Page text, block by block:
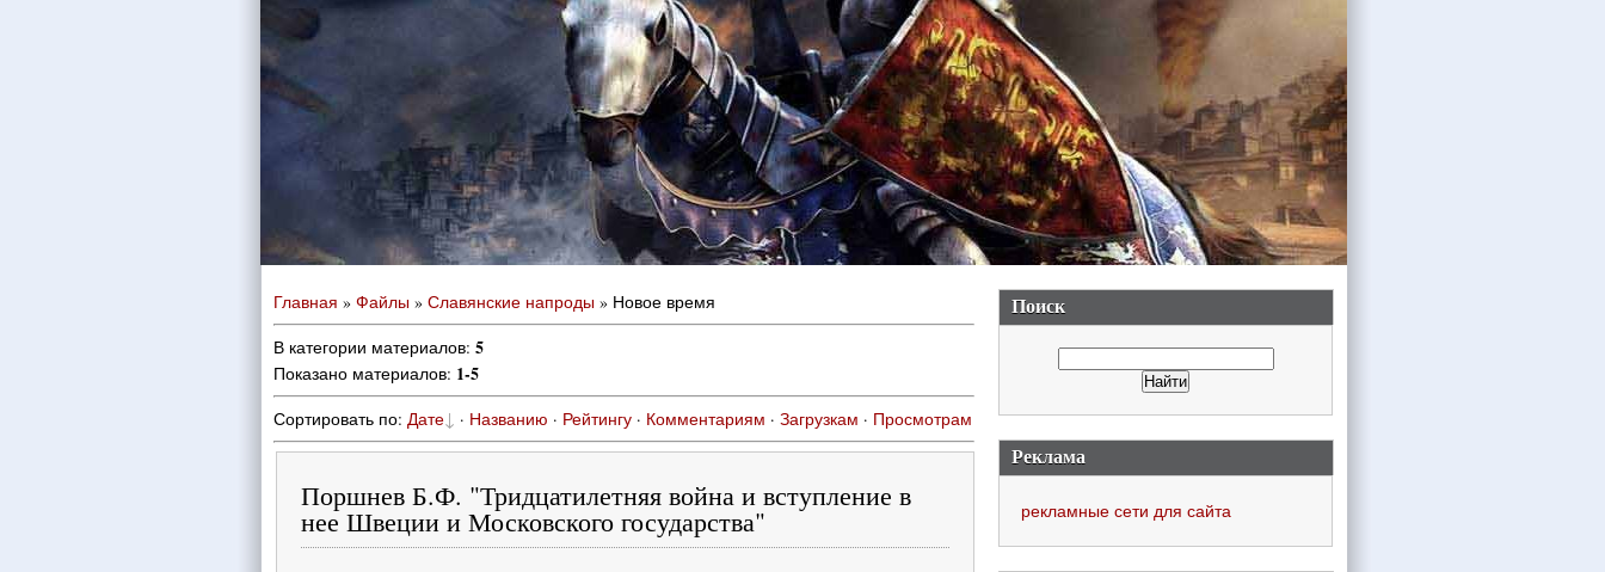
Главная » Файлы » Славянские напроды » Новое время
В категории материалов: 5
Показано материалов: 1-5
Сортировать по: Дате · Названию · Рейтингу · Комментариям · Загрузкам · Просмотрам
Поршнев Б.Ф. "Тридцатилетняя война и вступление в
нее Швеции и Московского государства"
Поиск
Реклама
рекламные сети для сайта